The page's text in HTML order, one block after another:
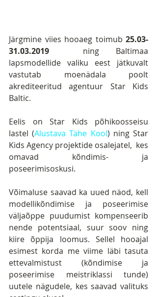
Järgmine viies hooaeg toimub 25.03-
31.03.2019
ning Baltimaa
lapsmodellide valiku eest jätkuvalt
vastutab moenädala poolt
akrediteeritud agentuur Star Kids
Baltic.
Eelis on Star Kids põhikoosseisu
lastel (Alustava Tähe Kool) ning Star
Kids Agency projektide osalejatel,  kes
omavad kõndimis- ja
poseerimisoskusi.
Võimaluse saavad ka uued näod, kell
modellikõndimise ja poseerimise
väljaõppe puudumist kompenseerib
nende potentsiaal, suur soov ning
kiire õppija loomus. Sellel hooajal
esimest korda me viime läbi tasuta
ettevalmistust (kõndimise ja
poseerimise meistriklassi tunde)
uutele nägudele, kes saavad valituks